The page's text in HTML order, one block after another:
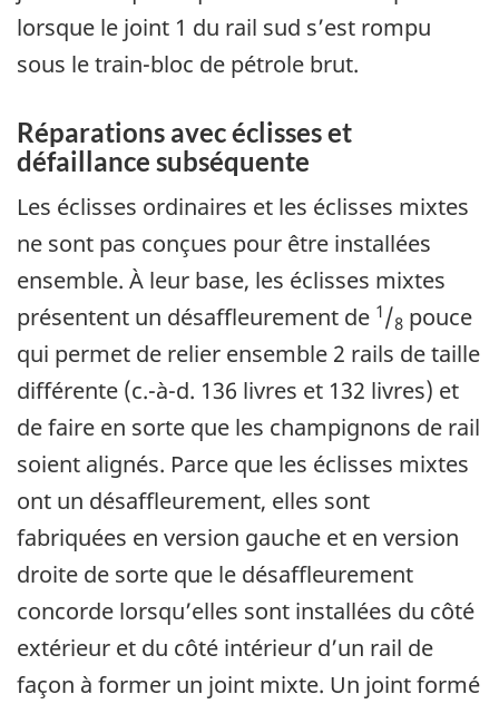
lorsque le joint 1 du rail sud s’est rompu
sous le train-bloc de pétrole brut.
Réparations avec éclisses et
défaillance subséquente
Les éclisses ordinaires et les éclisses mixtes
ne sont pas conçues pour être installées
ensemble. À leur base, les éclisses mixtes
présentent un désaffleurement de 1/8 pouce
qui permet de relier ensemble 2 rails de taille
différente (c.-à-d. 136 livres et 132 livres) et
de faire en sorte que les champignons de rail
soient alignés. Parce que les éclisses mixtes
ont un désaffleurement, elles sont
fabriquées en version gauche et en version
droite de sorte que le désaffleurement
concorde lorsqu’elles sont installées du côté
extérieur et du côté intérieur d’un rail de
façon à former un joint mixte. Un joint formé